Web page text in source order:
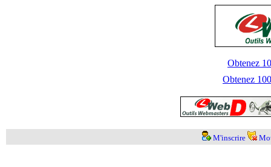
Obtenez
Obtenez
M'inscrire